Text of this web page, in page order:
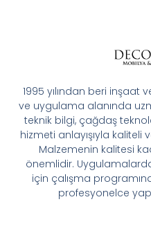
1995 yılından beri inşaat
ve uygulama alanında
teknik bilgi, çağdaş
hizmeti anlayışıyla kaliteli
Malzemenin kalitesi
önemlidir.
için çalışma
profesyonelce